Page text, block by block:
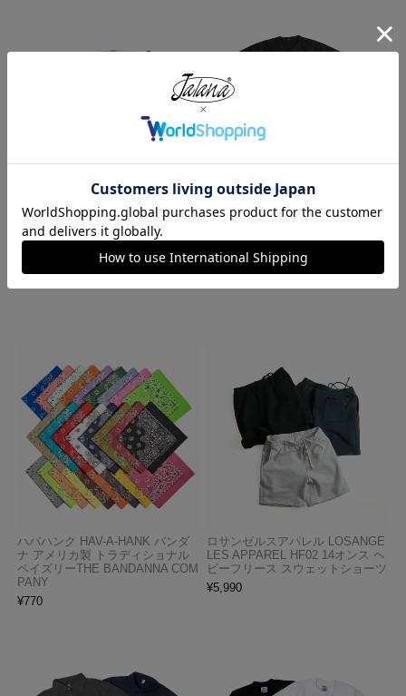
レッドキャップ REDKAP #PT20
インダストリアル ワークパンツ
ロサンゼルスアパレル LOSANGE
半袖 バインディング ガーメント
ダイ Tシャツ
¥4,990
ハバハンク HAV-A-HANK バンダ
ナ アメリカ製 トラディショナル
ペイズリーTHE BANDANNA COM
PANY
¥770
ロサンゼルスアパレル LOSANGE
LES APPAREL HF02 14オンス ヘ
ビーフリース スウェットショーツ
¥5,990